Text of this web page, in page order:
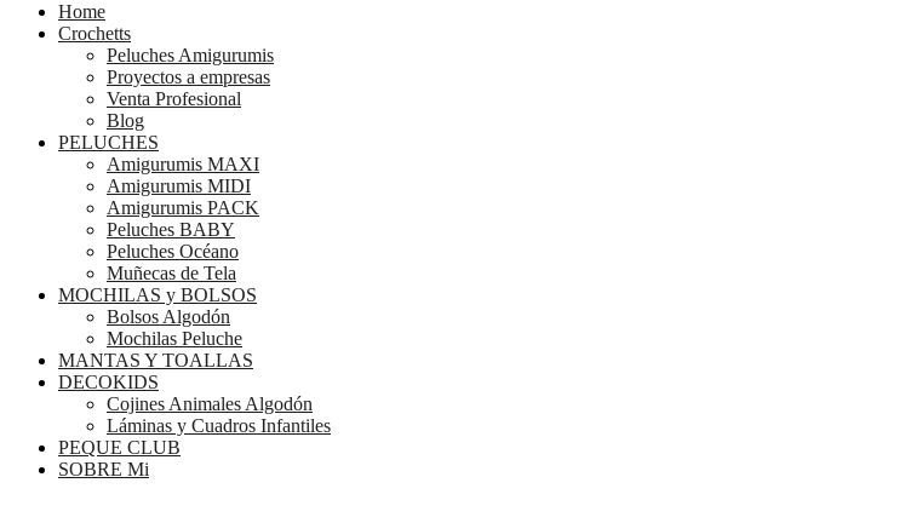
Home
Crochetts
Peluches Amigurumis
Proyectos a empresas
Venta Profesional
Blog
PELUCHES
Amigurumis MAXI
Amigurumis MIDI
Amigurumis PACK
Peluches BABY
Peluches Océano
Muñecas de Tela
MOCHILAS y BOLSOS
Bolsos Algodón
Mochilas Peluche
MANTAS Y TOALLAS
DECOKIDS
Cojines Animales Algodón
Láminas y Cuadros Infantiles
PEQUE CLUB
SOBRE Mi